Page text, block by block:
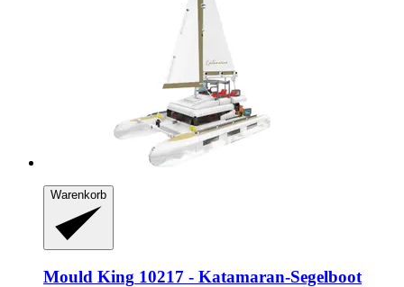
Warenkorb
Mould King 10217 -​ Katamaran-​Segelboot